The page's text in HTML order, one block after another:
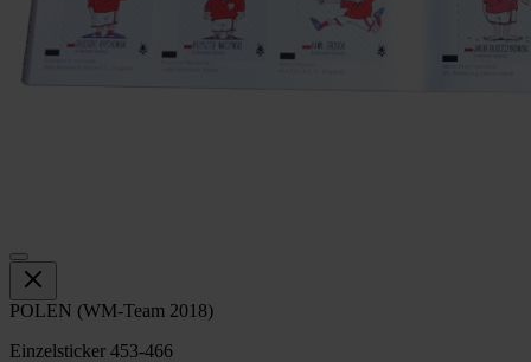
POLEN (WM-Team 2018)
Einzelsticker 453-466